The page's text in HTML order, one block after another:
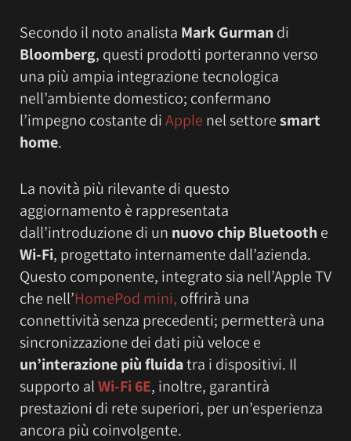
Secondo il noto analista Mark Gurmandi
Bloomberg, questi prodotti porteranno verso
una più ampia integrazione tecnologica
nell’ambiente domestico; confermano
l’impegno costante diApple nel settoresmart
home.
La novità più rilevante di questo
aggiornamento è rappresentata
dall’introduzione di un nuovo chip Bluetoothe
Wi-Fi, progettato internamente dall’azienda.
Questo componente, integrato sia nell’Apple TV
che nell’HomePod mini, offrirà una
connettività senza precedenti; permetterà una
sincronizzazione dei dati più veloce e
un’interazione piùfluidatra i dispositivi. Il
supporto alWi-Fi 6E, inoltre, garantirà
prestazioni di rete superiori, per un’esperienza
ancora più coinvolgente.